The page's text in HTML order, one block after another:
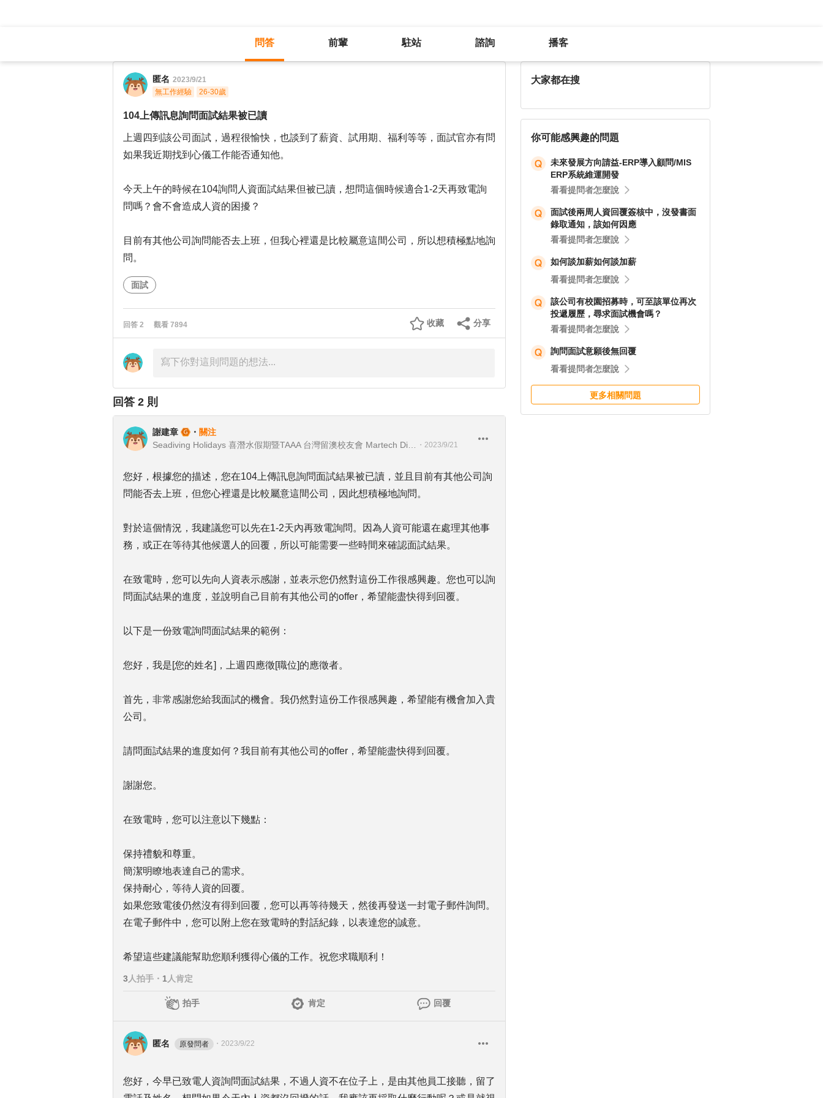
問答 前輩 駐站 諮詢 播客
匿名 2023/9/21
無工作經驗
26-30歲
104上傳訊息詢問面試結果被已讀
上週四到該公司面試，過程很愉快，也談到了薪資、試用期、福利等等，面試官亦有問
如果我近期找到心儀工作能否通知他。
今天上午的時候在104詢問人資面試結果但被已讀，想問這個時候適合1-2天再致電詢
問嗎？會不會造成人資的困擾？
目前有其他公司詢問能否去上班，但我心裡還是比較屬意這間公司，所以想積極點地詢
問。
面試
回答 2 觀看 7894 分享
收藏
回答 2 則
謝建章 ・ 關注
・ 2023/9/21
您好，根據您的描述，您在104上傳訊息詢問面試結果被已讀，並且目前有其他公司詢
問能否去上班，但您心裡還是比較屬意這間公司，因此想積極地詢問。
對於這個情況，我建議您可以先在1-2天內再致電詢問。因為人資可能還在處理其他事
務，或正在等待其他候選人的回覆，所以可能需要一些時間來確認面試結果。
在致電時，您可以先向人資表示感謝，並表示您仍然對這份工作很感興趣。您也可以詢
問面試結果的進度，並說明自己目前有其他公司的offer，希望能盡快得到回覆。
以下是一份致電詢問面試結果的範例：
您好，我是[您的姓名]，上週四應徵[職位]的應徵者。
首先，非常感謝您給我面試的機會。我仍然對這份工作很感興趣，希望能有機會加入貴
公司。
請問面試結果的進度如何？我目前有其他公司的offer，希望能盡快得到回覆。
謝謝您。
在致電時，您可以注意以下幾點：
保持禮貌和尊重。
簡潔明瞭地表達自己的需求。
保持耐心，等待人資的回覆。
如果您致電後仍然沒有得到回覆，您可以再等待幾天，然後再發送一封電子郵件詢問。
在電子郵件中，您可以附上您在致電時的對話紀錄，以表達您的誠意。
希望這些建議能幫助您順利獲得心儀的工作。祝您求職順利！
3人拍手 ・ 1 人肯定
拍手 肯定 回覆
匿名 原發問者 ・ 2023/9/22
您好，今早已致電人資詢問面試結果，不過人資不在位子上，是由其他員工接聽，留了
大家都在搜
你可能感興趣的問題
未來發展方向請益-ERP導入顧問/MIS
ERP系統維運開發
看看提問者怎麼說
面試後兩周人資回覆簽核中，沒發書面
錄取通知，該如何因應
看看提問者怎麼說
如何談加薪如何談加薪
看看提問者怎麼說
該公司有校園招募時，可至該單位再次
投遞履歷，尋求面試機會嗎？
看看提問者怎麼說
詢問面試意願後無回覆
看看提問者怎麼說
更多相關問題